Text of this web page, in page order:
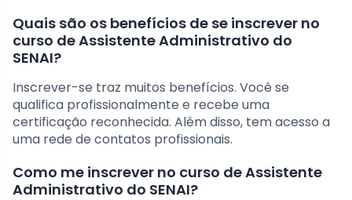
Quais são os benefícios de se inscrever no
curso de Assistente Administrativo do
SENAI?
Inscrever-se traz muitos benefícios. Você se
qualifica profissionalmente e recebe uma
certificação reconhecida. Além disso, tem acesso a
uma rede de contatos profissionais.
Como me inscrever no curso de Assistente
Administrativo do SENAI?